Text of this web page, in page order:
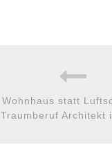
Wohnhaus statt
Traumberuf Architekt